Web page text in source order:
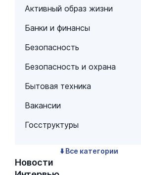
Активный образ жизни
Банки и финансы
Безопасность
Безопасность и охрана
Бытовая техника
Вакансии
Госструктуры
⬇️ Все категории
Новости